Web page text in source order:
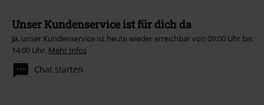
Unser Kundenservice ist für dich da
Ja, unser Kundenservice ist heute wieder erreichbar von 09:00 Uhr bis
14:00 Uhr. Mehr Infos
Chat starten